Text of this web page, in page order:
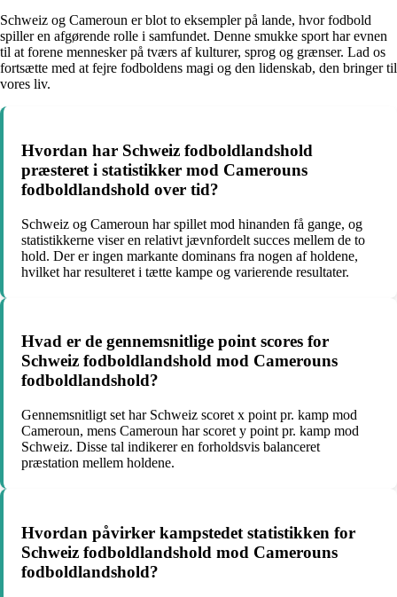
Schweiz og Cameroun er blot to eksempler på lande, hvor fodbold
spiller en afgørende rolle i samfundet. Denne smukke sport har evnen
til at forene mennesker på tværs af kulturer, sprog og grænser. Lad os
fortsætte med at fejre fodboldens magi og den lidenskab, den bringer til
vores liv.
Hvordan har Schweiz fodboldlandshold
præsteret i statistikker mod Camerouns
fodboldlandshold over tid?
Schweiz og Cameroun har spillet mod hinanden få gange, og
statistikkerne viser en relativt jævnfordelt succes mellem de to
hold. Der er ingen markante dominans fra nogen af holdene,
hvilket har resulteret i tætte kampe og varierende resultater.
Hvad er de gennemsnitlige point scores for
Schweiz fodboldlandshold mod Camerouns
fodboldlandshold?
Gennemsnitligt set har Schweiz scoret x point pr. kamp mod
Cameroun, mens Cameroun har scoret y point pr. kamp mod
Schweiz. Disse tal indikerer en forholdsvis balanceret
præstation mellem holdene.
Hvordan påvirker kampstedet statistikken for
Schweiz fodboldlandshold mod Camerouns
fodboldlandshold?